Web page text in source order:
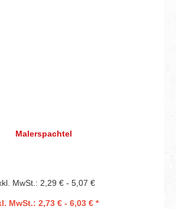
Malerspachtel
MwSt.: 2,29 € - 5,07 €
MwSt.: 2,73 € - 6,03 € *